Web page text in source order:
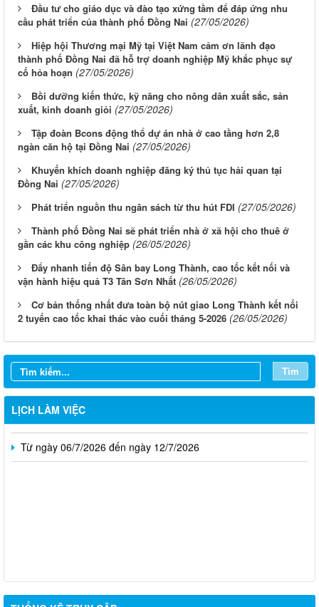
Đầu tư cho giáo dục và đào tạo xứng tầm để đáp ứng nhu
cầu phát triển của thành phố Đồng Nai (27/05/2026)
Hiệp hội Thương mại Mỹ tại Việt Nam cảm ơn lãnh đạo
thành phố Đồng Nai đã hỗ trợ doanh nghiệp Mỹ khắc phục sự
cố hỏa hoạn (27/05/2026)
Bồi dưỡng kiến thức, kỹ năng cho nông dân xuất sắc, sản
xuất, kinh doanh giỏi (27/05/2026)
Tập đoàn Bcons động thổ dự án nhà ở cao tầng hơn 2,8
ngàn căn hộ tại Đồng Nai (27/05/2026)
Khuyến khích doanh nghiệp đăng ký thủ tục hải quan tại
Đồng Nai (27/05/2026)
Phát triển nguồn thu ngân sách từ thu hút FDI (27/05/2026)
Thành phố Đồng Nai sẽ phát triển nhà ở xã hội cho thuê ở
gần các khu công nghiệp (26/05/2026)
Đẩy nhanh tiến độ Sân bay Long Thành, cao tốc kết nối và
vận hành hiệu quả T3 Tân Sơn Nhất (26/05/2026)
Cơ bản thống nhất đưa toàn bộ nút giao Long Thành kết nối
2 tuyến cao tốc khai thác vào cuối tháng 5-2026 (26/05/2026)
Tìm
LỊCH LÀM VIỆC
Từ ngày 03/8/2026 đến ngày 09/8/2026
Từ ngày 27/7/2026 đến ngày 02/8/2026
Từ ngày 20/7/2026 đến ngày 26/7/2026
Từ ngày 13/7/2026 đến ngày 18/7/2026
Từ ngày 06/7/2026 đến ngày 12/7/2026